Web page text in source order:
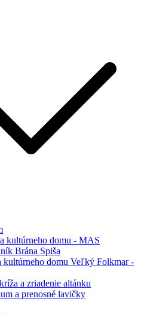
kultúrneho domu - MAS
Brána Spiša
kultúrneho domu Veľký Folkmar -
a zriadenie altánku
a prenosné lavičky